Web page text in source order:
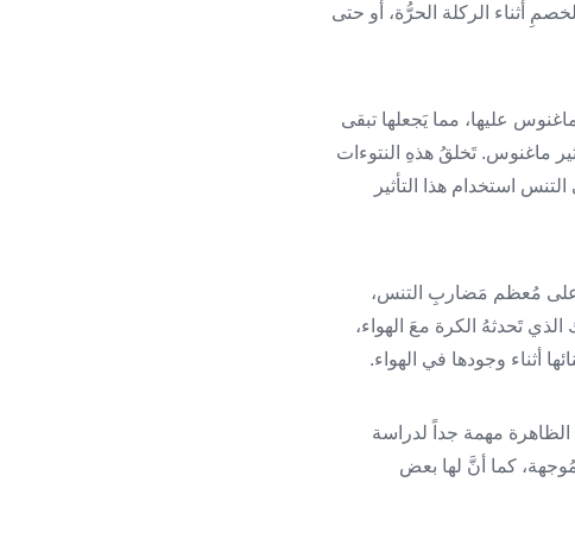
أثناء الركلة الحرُّة، أو حتى
عليها، مما يَجعلها تبقى
ماغنوس. تَخلقُ هذهِ النتوءات
استخدام هذا التأثير
على مُعظم مَضاربِ التنس،
تَحدثهُ الكرة معَ الهواء،
أثناء وجودها في الهواء.
الظاهرة مهمة جداً لدراسة
كما أنَّ لها بعض